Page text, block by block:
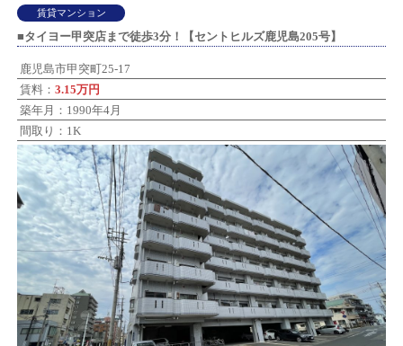
賃貸マンション
■タイヨー甲突店まで徒歩3分！【セントヒルズ鹿児島205号】
鹿児島市甲突町25-17
賃料：3.15万円
築年月：1990年4月
間取り：1K